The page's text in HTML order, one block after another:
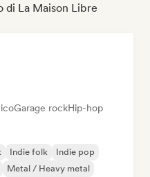
di La Maison Libre
Garage rockHip-hop
Indie folk
Indie pop
Metal / Heavy metal